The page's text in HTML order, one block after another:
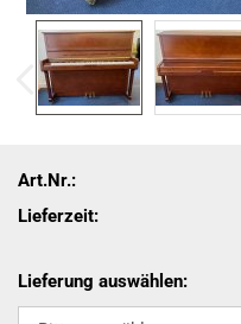
Art.Nr.:
Lieferzeit:
Lieferung auswählen: